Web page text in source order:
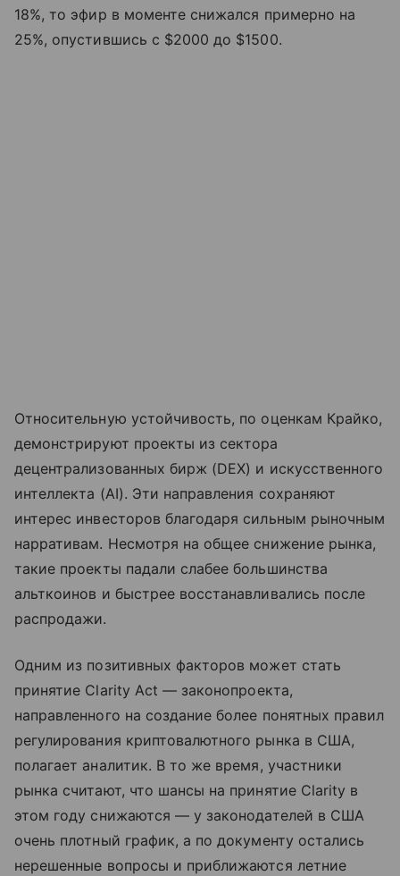
18%, то эфир в моменте снижался примерно на
25%, опустившись с $2000 до $1500.
Относительную устойчивость, по оценкам Крайко,
демонстрируют проекты из сектора
децентрализованных бирж (DEX) и искусственного
интеллекта (AI). Эти направления сохраняют
интерес инвесторов благодаря сильным рыночным
нарративам. Несмотря на общее снижение рынка,
такие проекты падали слабее большинства
альткоинов и быстрее восстанавливались после
распродажи.
Одним из позитивных факторов может стать
принятие Clarity Act — законопроекта,
направленного на создание более понятных правил
регулирования криптовалютного рынка в США,
полагает аналитик. В то же время, участники
рынка считают, что шансы на принятие Clarity в
этом году снижаются — у законодателей в США
очень плотный график, а по документу остались
нерешенные вопросы и приближаются летние